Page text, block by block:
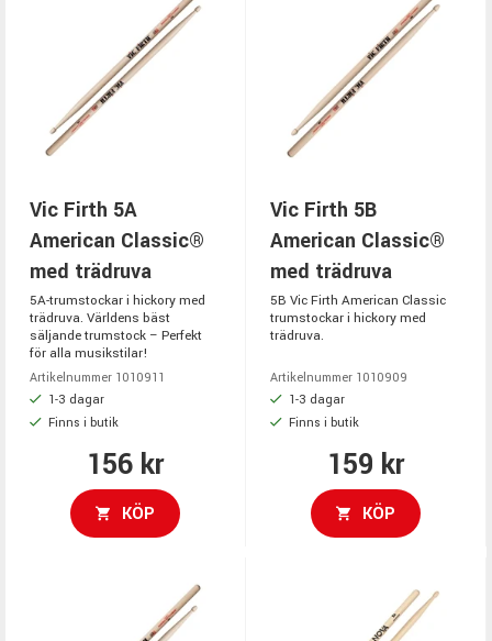
Vic Firth 5A
American Classic®
med trädruva
5A-trumstockar i hickory med
trädruva. Världens bäst
säljande trumstock – Perfekt
för alla musikstilar!
Artikelnummer 1010911
1-3 dagar
Finns i butik
156 kr
KÖP
Vic Firth 5B
American Classic®
med trädruva
5B Vic Firth American Classic
trumstockar i hickory med
trädruva.
Artikelnummer 1010909
1-3 dagar
Finns i butik
159 kr
KÖP